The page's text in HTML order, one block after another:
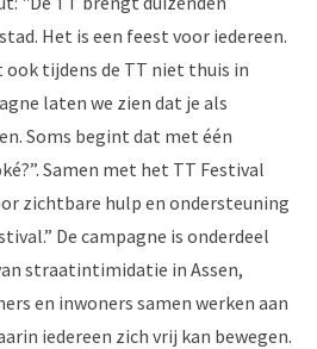
Het is een feest voor iedereen.
tijdens de TT niet thuis in
laten we zien dat je als
Soms begint dat met één
Samen met het TT Festival
zichtbare hulp en ondersteuning
De campagne is onderdeel
straatintimidatie in Assen,
en inwoners samen werken aan
iedereen zich vrij kan bewegen.